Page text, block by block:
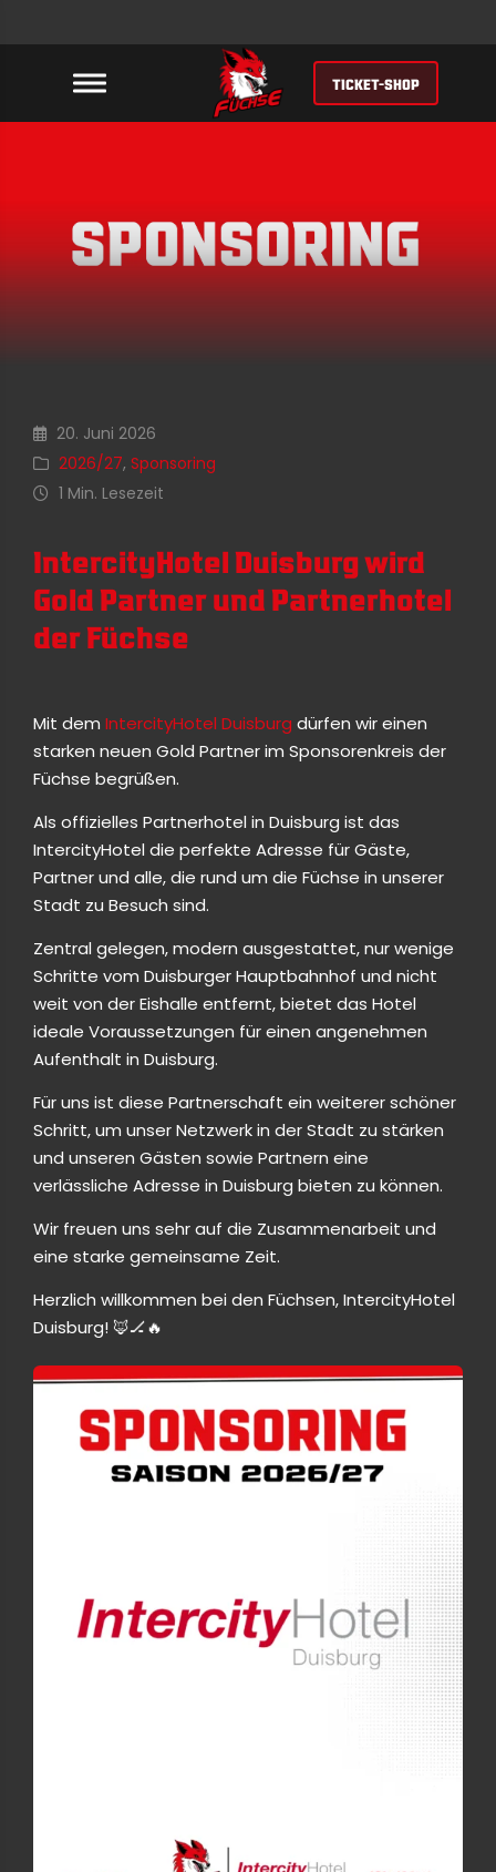
TICKET-SHOP
20. Juni 2026
2026/27, Sponsoring
1 Min. Lesezeit
IntercityHotel Duisburg wird
Gold Partner und Partnerhotel
der Füchse
Mit dem IntercityHotel Duisburg dürfen wir einen
starken neuen Gold Partner im Sponsorenkreis der
Füchse begrüßen.
Als offizielles Partnerhotel in Duisburg ist das
IntercityHotel die perfekte Adresse für Gäste,
Partner und alle, die rund um die Füchse in unserer
Stadt zu Besuch sind.
Zentral gelegen, modern ausgestattet, nur wenige
Schritte vom Duisburger Hauptbahnhof und nicht
weit von der Eishalle entfernt, bietet das Hotel
ideale Voraussetzungen für einen angenehmen
Aufenthalt in Duisburg.
Für uns ist diese Partnerschaft ein weiterer schöner
Schritt, um unser Netzwerk in der Stadt zu stärken
und unseren Gästen sowie Partnern eine
verlässliche Adresse in Duisburg bieten zu können.
Wir freuen uns sehr auf die Zusammenarbeit und
eine starke gemeinsame Zeit.
Herzlich willkommen bei den Füchsen, IntercityHotel
Duisburg! 🦊🏒🔥